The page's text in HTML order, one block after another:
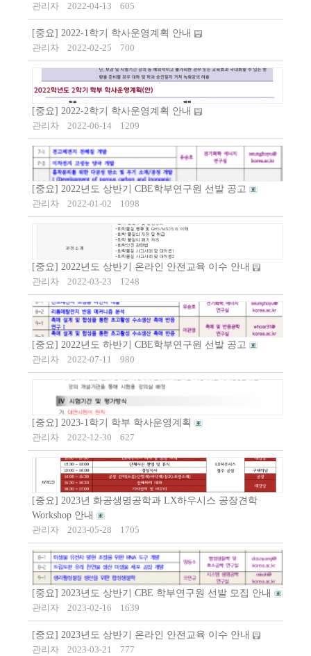
관리자
2022-04-13 605
[중요] 2022-1학기 학사운영계획 안내
관리자
2022-02-25 700
[중요] 2022-2학기 학사운영계획 안내
관리자
2022-06-14 1209
[중요] 2022년도 상반기 CBE학부연구원 선발 공고
관리자
2022-01-02 1098
[중요] 2022년도 상반기 온라인 안전교육 이수 안내
관리자
2022-03-23 1248
[중요] 2022년도 하반기 CBE학부연구원 선발 공고
관리자
2022-07-11 980
[중요] 2023-1학기 학부 학사운영계획
관리자
2022-12-30 627
[중요] 2023년 화공생명공학과 LX하우시스 공장견학
Workshop 안내
관리자
2023-05-28 1705
[중요] 2023년도 상반기 CBE 학부연구원 선발 모집 안내
관리자
2023-02-16 1639
[중요] 2023년도 상반기 온라인 안전교육 이수 안내
관리자
2023-03-21 777